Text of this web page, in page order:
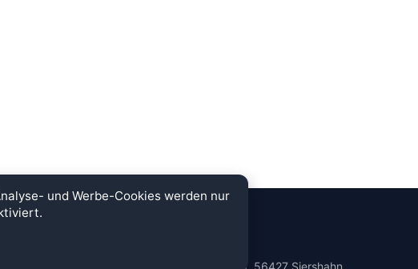
und Werbe-Cookies werden nur
Auf der Schwarz 38, 56427 Siershahn